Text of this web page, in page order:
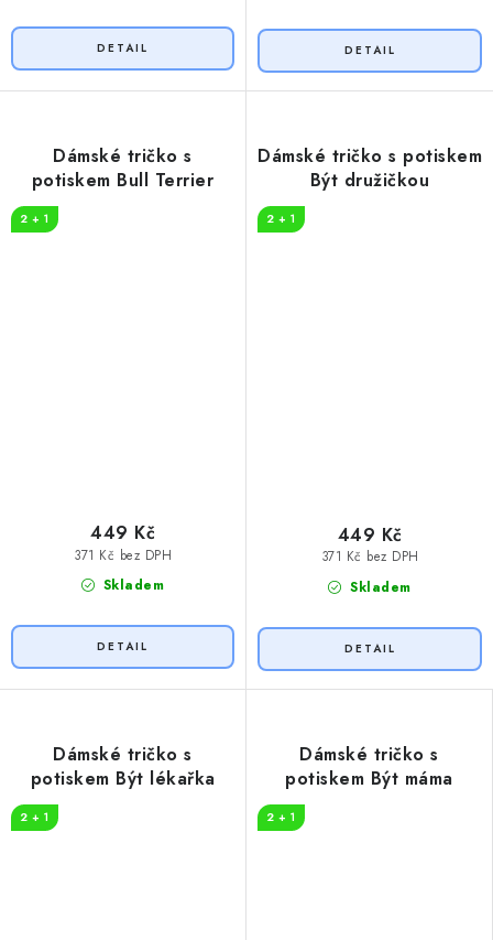
Dámské tričko s
potiskem Bull Terrier
2 + 1
Skladem
371 Kč bez DPH
449 Kč
Dámské tričko s potiskem
Být družičkou
2 + 1
Skladem
371 Kč bez DPH
449 Kč
Dámské tričko s
potiskem Být lékařka
2 + 1
Dámské tričko s
potiskem Být máma
2 + 1